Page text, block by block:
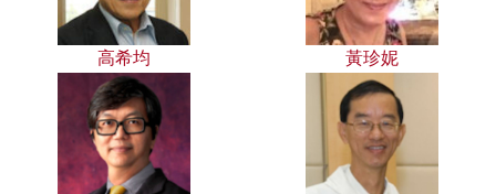
高希均 黃珍妮